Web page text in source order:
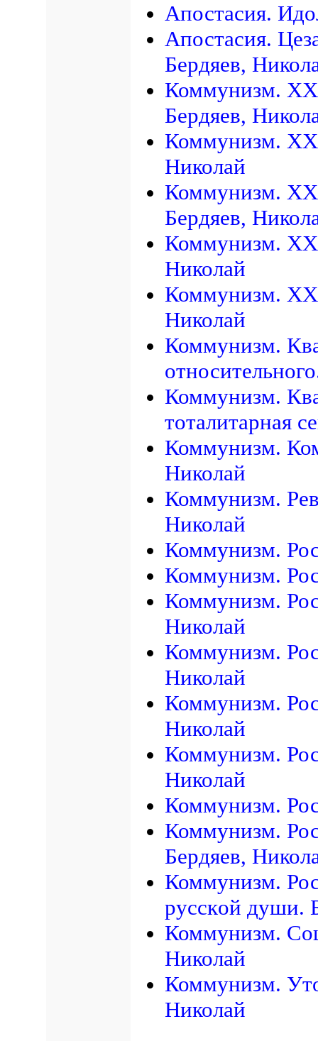
Апостасия.
Апостасия.
Бердяев,
Коммунизм. XX
Бердяев,
Коммунизм. XX
Николай
Коммунизм.
Бердяев,
Коммунизм. XX
Николай
Коммунизм. XX
Николай
Коммунизм.
Коммунизм.
тоталитарная
Коммунизм.
Николай
Коммунизм.
Николай
Коммунизм.
Коммунизм.
Коммунизм.
Николай
Коммунизм.
Николай
Коммунизм.
Николай
Коммунизм.
Николай
Коммунизм.
Коммунизм.
Бердяев,
Коммунизм.
pyccкoй дyши.
Коммунизм.
Николай
Коммунизм.
Николай